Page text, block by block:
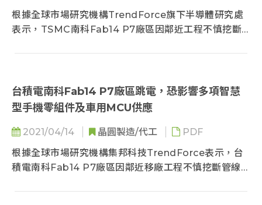
根據全球市場研究機構TrendForce旗下半導體研究處
表示，TSMC南科Fab14 P7廠區因鄰近工程不慎挖斷
台積電南科Fab14 P7廠區跳電，恐影響多項智慧
型手機零組件及車用MCU供應
2021/04/14 晶圓製造/代工
PDF
根據全球市場研究機構集邦科技TrendForce表示，台
積電南科Fab14 P7廠區因鄰近移廠工程不慎挖斷管線造